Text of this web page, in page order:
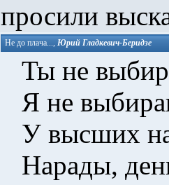
просили
Не до плача..., Юрий Гладкевич-Беридзе
Ты не
Я не
У высших
Нарады,